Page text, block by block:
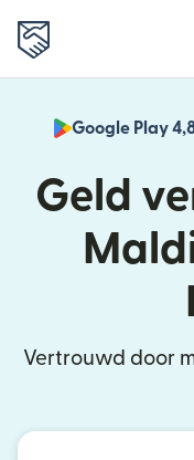
Google Play
Geld
Vertrouwd door